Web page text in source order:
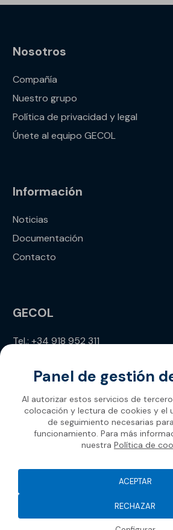
Nosotros
Compañía
Nuestro grupo
Política de privacidad y legal
Únete al equipo GECOL
Información
Noticias
Documentación
Contacto
GECOL
Tel.: +34 918 952 311
Gecol 2026
Panel de gestión
Al autorizar estos servicios de
colocación y lectura de cookies y el
de seguimiento necesarias
funcionamiento. Para más
nuestra Política de
RECHAZAR
ACEPTAR